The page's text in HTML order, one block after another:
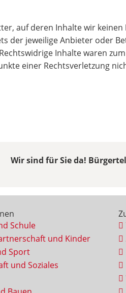
auf deren Inhalte wir
der jeweilige Anbieter oder
Inhalte waren
einer Rechtsverletzung
Wir sind für Sie da!
Schule
und Kinder
Sport
und Soziales